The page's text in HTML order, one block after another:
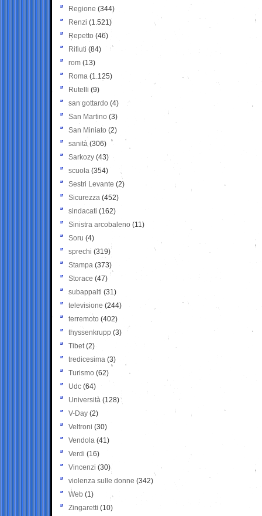
Regione (344)
Renzi (1.521)
Repetto (46)
Rifiuti (84)
rom (13)
Roma (1.125)
Rutelli (9)
san gottardo (4)
San Martino (3)
San Miniato (2)
sanità (306)
Sarkozy (43)
scuola (354)
Sestri Levante (2)
Sicurezza (452)
sindacati (162)
Sinistra arcobaleno (11)
Soru (4)
sprechi (319)
Stampa (373)
Storace (47)
subappalti (31)
televisione(244)
terremoto (402)
thyssenkrupp (3)
Tibet(2)
tredicesima (3)
Turismo (62)
Udc (64)
Università (128)
V-Day (2)
Veltroni (30)
Vendola (41)
Verdi (16)
Vincenzi (30)
violenza sulle donne (342)
Web (1)
Zingaretti (10)